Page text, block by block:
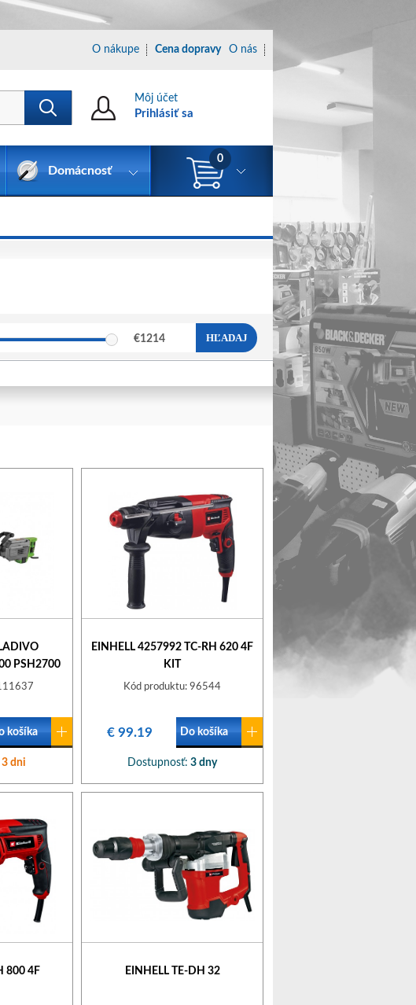
€1214 HĽADAJ
PSH2700
košíka
3 dni
EINHELL 4257992 TC-RH 620 4F
KIT
Kód produktu: 96544
€ 99.19 Do košíka
Dostupnosť: 3 dny
800 4F EINHELL TE-DH 32
Môj účet
Prihlásiť sa
O nákupe Cena dopravy O nás
Domácnosť
0